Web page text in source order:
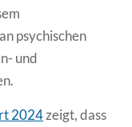
psychischen
und
2024zeigt, dass